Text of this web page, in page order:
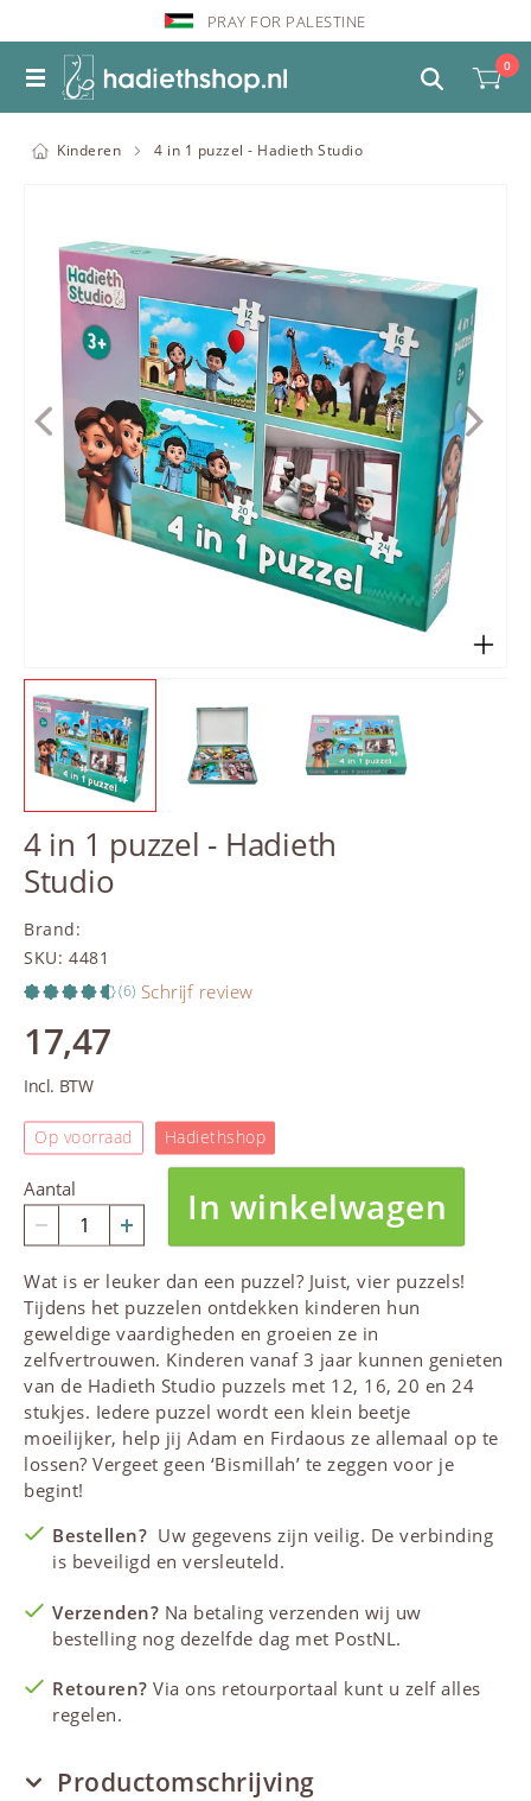
PRAY FOR PALESTINE
0
Kinderen 4 in 1 puzzel - Hadieth Studio
4 in 1 puzzel - Hadieth
Studio
Brand:
SKU: 4481
(6) Schrijf review
17,47
Incl. BTW
Op voorraad Hadiethshop
Aantal In winkelwagen
Wat is er leuker dan een puzzel? Juist, vier puzzels!
Tijdens het puzzelen ontdekken kinderen hun
geweldige vaardigheden en groeien ze in
zelfvertrouwen. Kinderen vanaf 3 jaar kunnen genieten
van de Hadieth Studio puzzels met 12, 16, 20 en 24
stukjes. Iedere puzzel wordt een klein beetje
moeilijker, help jij Adam en Firdaous ze allemaal op te
lossen? Vergeet geen ‘Bismillah’ te zeggen voor je
begint!
Bestellen? Uw gegevens zijn veilig. De verbinding
is beveiligd en versleuteld.
Verzenden? Na betaling verzenden wij uw
bestelling nog dezelfde dag met PostNL.
Retouren? Via ons retourportaal kunt u zelf alles
regelen.
Productomschrijving